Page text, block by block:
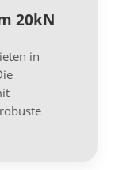
20kN
in